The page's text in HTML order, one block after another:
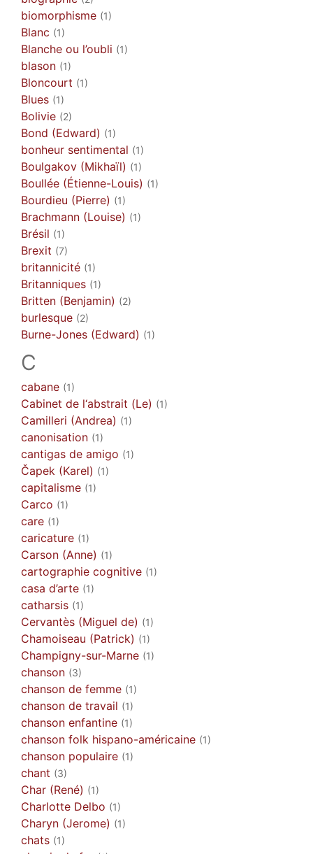
biomorphisme (1)
Blanc (1)
Blanche ou l’oubli (1)
blason (1)
Bloncourt (1)
Blues (1)
Bolivie (2)
Bond (Edward) (1)
bonheur sentimental (1)
Boulgakov (Mikhaïl) (1)
Boullée (Étienne-Louis) (1)
Bourdieu (Pierre) (1)
Brachmann (Louise) (1)
Brésil (1)
Brexit (7)
britannicité (1)
Britanniques (1)
Britten (Benjamin) (2)
burlesque (2)
Burne-Jones (Edward) (1)
C
cabane (1)
Cabinet de l‘abstrait (Le) (1)
Camilleri (Andrea) (1)
canonisation (1)
cantigas de amigo (1)
Čapek (Karel) (1)
capitalisme (1)
Carco (1)
care (1)
caricature (1)
Carson (Anne) (1)
cartographie cognitive (1)
casa d’arte (1)
catharsis (1)
Cervantès (Miguel de) (1)
Chamoiseau (Patrick) (1)
Champigny-sur-Marne (1)
chanson (3)
chanson de femme (1)
chanson de travail (1)
chanson enfantine (1)
chanson folk hispano-américaine (1)
chanson populaire (1)
chant (3)
Char (René) (1)
Charlotte Delbo (1)
Charyn (Jerome) (1)
chats (1)